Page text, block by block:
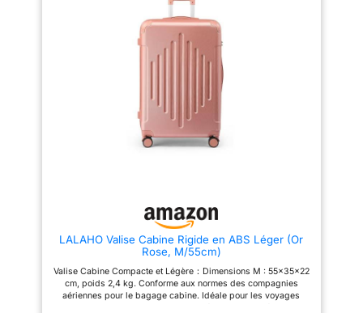
avec un intérieur entièrement
doublé et un séparateur,
organisateur intérieur en
polyester 150D avec 3 poches à
ROULEMENT FLUIDE &
SILENCIEUX : Roues robustes et
poignée télescopique stable
pour un déplacement facile,
même avec une valise bien
chargée FLEXIBLE & PRATIQUE :
Valise souple avec sangles de
grande capacité de rangement
LALAHO Valise Cabine Rigide en ABS Léger (Or
Rose, M/55cm)
Valise Cabine Compacte et Légère：Dimensions M : 55x35x22
cm, poids 2,4 kg. Conforme aux normes des compagnies
aériennes pour le bagage cabine. Idéale pour les voyages